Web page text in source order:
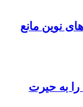
نوین مانع
را به حیرت